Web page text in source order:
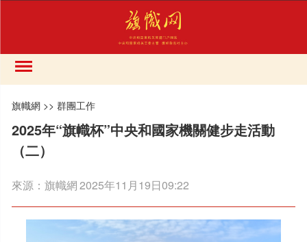
旗幟網 >>群團工作
2025年“旗幟杯”中央和國家機關健步走活動
（二）
來源：旗幟網2025年11月19日09:22